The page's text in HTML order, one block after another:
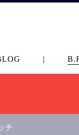
|
チ